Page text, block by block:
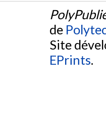
de
Site
EPrints.